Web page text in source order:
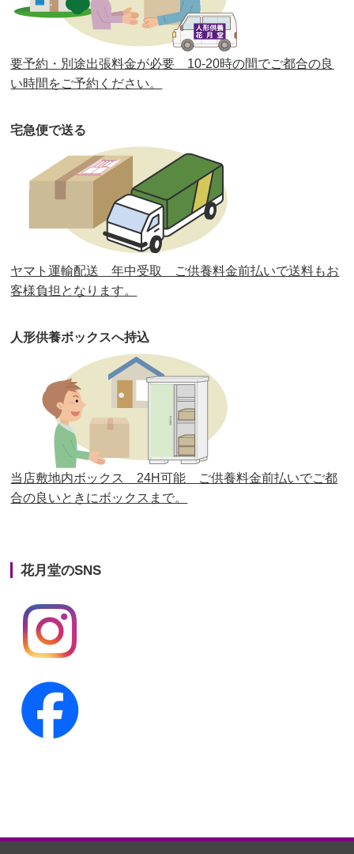
第37回人形供養祭 令和2年6月8日(月)
第36回人形供養祭 令和2年4月16日(木)
第35回人形供養祭令和2年2月13日(木)
第33回人形供養祭
第32回人形供養祭 令和元年6月12日(水)
第31回人形供養祭 平成31年3月13日(水)
第30回人形供養祭平成30年11月28日(水)
第29回人形供養祭平成30年5月23日(水)
第27回人形供養祭平成29年6月14日(水)
第26回人形供養祭平成28年12月15日(木)
第25回人形供養祭 平成28年6月16日(木)
第24回人形供養祭 平成27年11月27日
第23回人形供養祭平成26年12月5日
第22回人形供養祭平成26年4月28日
第20回人形供養祭
第19回人形供養祭
第18回人形供養祭
第16回人形供養祭
第15回人形供養祭
第12回人形供養祭平成22年3月9日
要予約・別途出張料金が必要 10-20時の間でご都合の良
い時間をご予約ください。
宅急便で送る
ヤマト運輸配送 年中受取 ご供養料金前払いで送料もお
客様負担となります。
人形供養ボックスへ持込
当店敷地内ボックス 24H可能 ご供養料金前払いでご都
合の良いときにボックスまで。
花月堂のSNS